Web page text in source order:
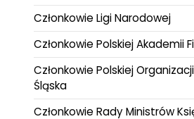
Członkowie Ligi Narodowej
Członkowie Polskiej Akademii
Członkowie Polskiej
Śląska
Członkowie Rady Ministrów